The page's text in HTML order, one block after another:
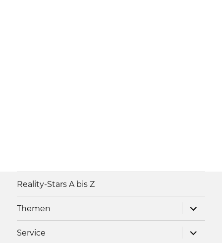
Reality-Stars A bis Z
Themen
anzeigen
Service
anzeigen